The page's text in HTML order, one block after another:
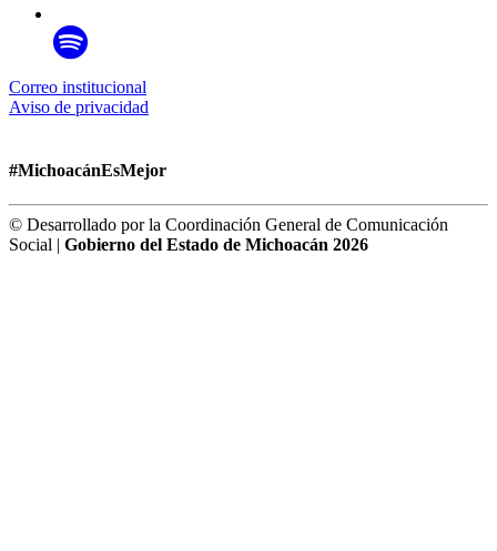
Correo institucional
Aviso de privacidad
#MichoacánEsMejor
© Desarrollado por la Coordinación General de Comunicación
Social | Gobierno del Estado de Michoacán 2026